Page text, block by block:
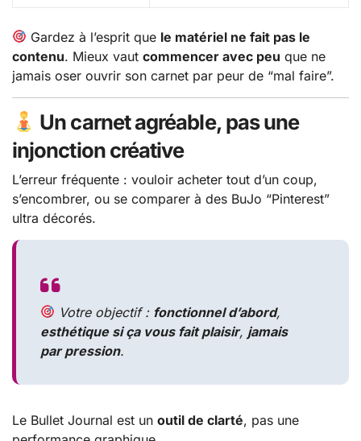
Gardez à l’esprit que le matériel ne fait pas le
contenu. Mieux vaut commencer avec peu que ne
jamais oser ouvrir son carnet par peur de “mal faire”.
Un carnet agréable, pas une
injonction créative
L’erreur fréquente : vouloir acheter tout d’un coup,
s’encombrer, ou se comparer à des BuJo “Pinterest”
ultra décorés.
Votre objectif : fonctionnel d’abord,
esthétique si ça vous fait plaisir, jamais
par pression.
Le Bullet Journal est un outil de clarté, pas une